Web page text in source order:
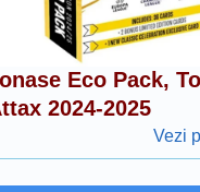
Eco Pack,
2024-2025
Vezi